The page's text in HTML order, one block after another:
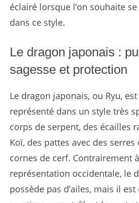
éclairé lorsque l’on souhaite
dans ce style.
Le dragon japonais :
sagesse et protection
Le dragon japonais, ou Ryu,
représenté dans un style très
corps de serpent, des écailles
Koï, des pattes avec des serres
cornes de cerf. Contrairement
représentation occidentale, le
possède pas d’ailes, mais il